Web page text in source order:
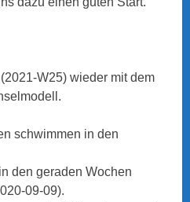
W25) wieder mit dem
schwimmen in den
den geraden Wochen
09-09).